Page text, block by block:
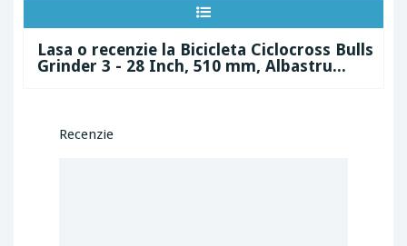
Lasa o recenzie la Bicicleta Ciclocross Bulls
Grinder 3 - 28 Inch, 510 mm, Albastru...
Recenzie